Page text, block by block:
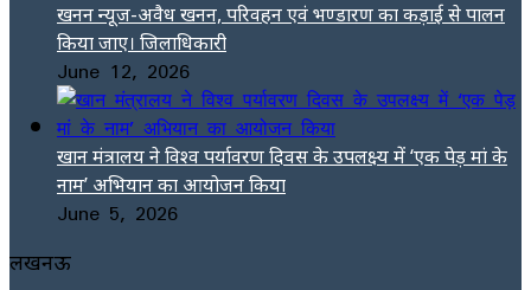
खनन न्यूज-अवैध खनन, परिवहन एवं भण्डारण का कड़ाई से पालन
किया जाए। जिलाधिकारी
June 12, 2026
खान मंत्रालय ने विश्व पर्यावरण दिवस के उपलक्ष्य में ‘एक पेड़ मां के
नाम’ अभियान का आयोजन किया
June 5, 2026
लखनऊ